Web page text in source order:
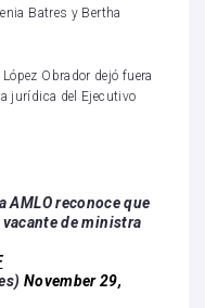
Batres y Bertha
Obrador dejó fuera
jurídica del Ejecutivo
AMLO reconoce que
de ministra
November 29,